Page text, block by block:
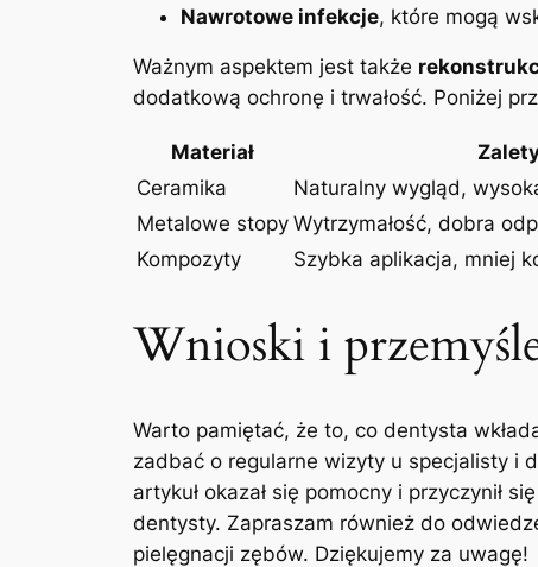
Nawrotowe infekcje,⁤ które ‍mogą⁢
Ważnym aspektem jest⁣ także
dodatkową ochronę i⁢ trwałość. Poniżej
Materiał
Ceramika
Naturalny‍ wygląd,
Metalowe stopy Wytrzymałość, dobra
Kompozyty
Szybka aplikacja,‌ mniej
Wnioski i
Warto⁢ pamiętać, że to, co dentysta
zadbać o regularne wizyty u specjalisty i
artykuł okazał⁤ się pomocny i przyczynił
dentysty. ⁢Zapraszam również do
pielęgnacji zębów. Dziękujemy za uwagę!